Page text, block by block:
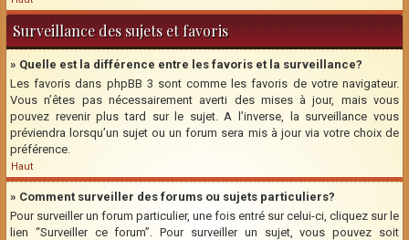
Surveillance des sujets et favoris
» Quelle est la différence entre les favoris et la surveillance?
Les favoris dans phpBB 3 sont comme les favoris de votre navigateur.
Vous n’êtes pas nécessairement averti des mises à jour, mais vous
pouvez revenir plus tard sur le sujet. A l’inverse, la surveillance vous
préviendra lorsqu’un sujet ou un forum sera mis à jour via votre choix de
préférence.
Haut
» Comment surveiller des forums ou sujets particuliers?
Pour surveiller un forum particulier, une fois entré sur celui-ci, cliquez sur le
lien “Surveiller ce forum”. Pour surveiller un sujet, vous pouvez soit